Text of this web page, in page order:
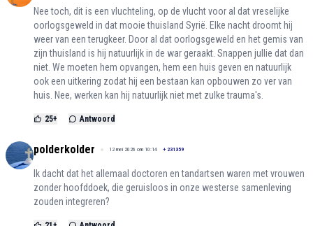
Nee toch, dit is een vluchteling, op de vlucht voor al dat vreselijke
oorlogsgeweld in dat mooie thuisland Syrië. Elke nacht droomt hij
weer van een terugkeer. Door al dat oorlogsgeweld en het gemis van
zijn thuisland is hij natuurlijk in de war geraakt. Snappen jullie dat dan
niet. We moeten hem opvangen, hem een huis geven en natuurlijk
ook een uitkering zodat hij een bestaan kan opbouwen zo ver van
huis. Nee, werken kan hij natuurlijk niet met zulke trauma's.
25+ Antwoord
polderkolder 12 mei 2026 om 10:14 + 231359
Ik dacht dat het allemaal doctoren en tandartsen waren met vrouwen
zonder hoofddoek, die geruisloos in onze westerse samenleving
zouden integreren?